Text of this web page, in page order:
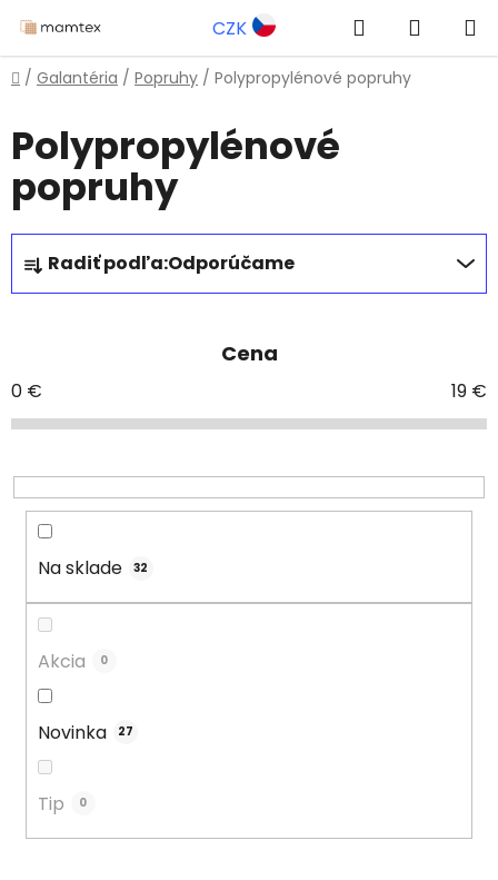
na
obsah
CZK Hľadať
KOŠÍK
Domov
/ Galantéria / Popruhy / Polypropylénové popruhy
Polypropylénové
popruhy
R
a
d
i
e
r
o
Radiť podľa:Odporúčame
Cena
0 € 19 €
Na sklade 32
Akcia 0
Novinka 27
Tip 0